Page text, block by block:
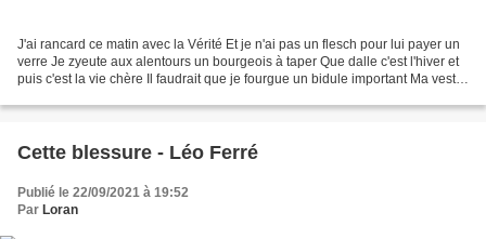
J'ai rancard ce matin avec la Vérité Et je n'ai pas un flesch pour lui payer un
verre Je zyeute aux alentours un bourgeois à taper Que dalle c'est l'hiver et
puis c'est la vie chère Il faudrait que je fourgue un bidule important Ma veste
Cette blessure - Léo Ferré
Publié le 22/09/2021 à 19:52
Par Loran